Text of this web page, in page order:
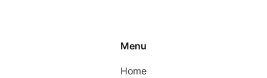
Menu
Home